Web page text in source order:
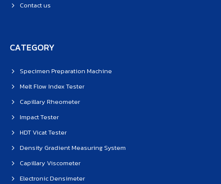
Contact us
CATEGORY
Specimen Preparation Machine
Melt Flow Index Tester
Capillary Rheometer
Impact Tester
HDT Vicat Tester
Density Gradient Measuring System
Capillary Viscometer
Electronic Densimeter